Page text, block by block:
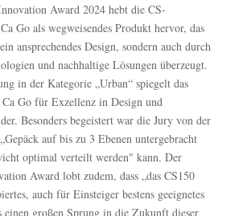
Award 2024 hebt die CS-
Go als wegweisendes Produkt hervor, das
ansprechendes Design, sondern auch durch
und nachhaltige Lösungen überzeugt.
in der Kategorie „Urban“ spiegelt das
Go für Exzellenz in Design und
Besonders begeistert war die Jury von der
auf bis zu 3 Ebenen untergebracht
optimal verteilt werden" kann. Der
Award lobt zudem, dass „das CS150
auch für Einsteiger bestens geeignetes
einen großen Sprung in die Zukunft dieser